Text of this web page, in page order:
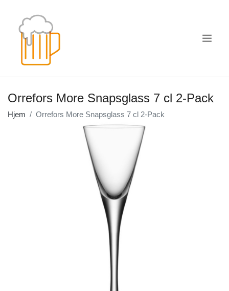
Orrefors More Snapsglass 7 cl 2-Pack
Hjem Orrefors More Snapsglass 7 cl 2-Pack